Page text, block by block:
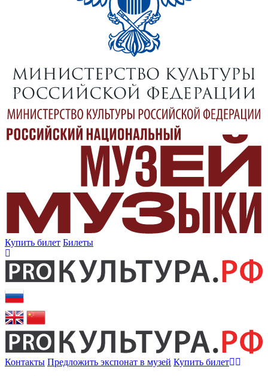
Купить билет Билеты
Контакты Предложить экспонат в музей Купить билет